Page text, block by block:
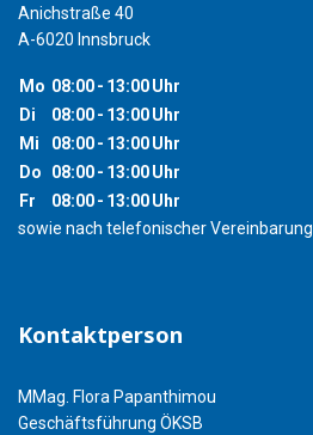
Anichstraße 40
A-6020 Innsbruck
Mo 08:00- 13:00Uhr
Di
08:00- 13:00Uhr
Mi
08:00- 13:00Uhr
Do
08:00- 13:00Uhr
Fr
08:00- 13:00Uhr
sowie nach telefonischer Vereinbarung
Kontaktperson
MMag. Flora Papanthimou
Geschäftsführung ÖKSB